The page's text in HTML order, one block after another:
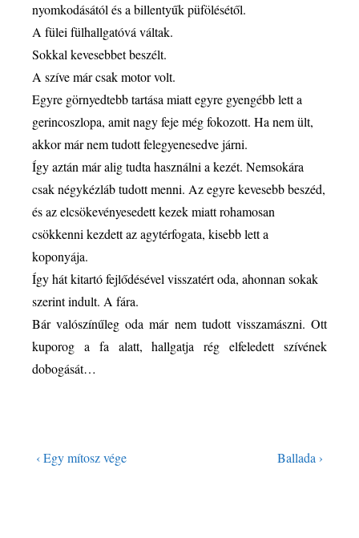
nyomkodásától és a billentyűk püfölésétől.
A fülei fülhallgatóvá váltak.
Sokkal kevesebbet beszélt.
A szíve már csak motor volt.
Egyre görnyedtebb tartása miatt egyre gyengébb lett a
gerincoszlopa, amit nagy feje még fokozott. Ha nem ült,
akkor már nem tudott felegyenesedve járni.
Így aztán már alig tudta használni a kezét. Nemsokára
csak négykézláb tudott menni. Az egyre kevesebb beszéd,
és az elcsökevényesedett kezek miatt rohamosan
csökkenni kezdett az agytérfogata, kisebb lett a
koponyája.
Így hát kitartó fejlődésével visszatért oda, ahonnan sokak
szerint indult. A fára.
Bár valószínűleg oda már nem tudott visszamászni. Ott
kuporog a fa alatt, hallgatja rég elfeledett szívének
dobogását…
‹ Egy mítosz vége Ballada ›